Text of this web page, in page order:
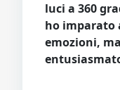
luci a 360
ho imparato
emozioni,